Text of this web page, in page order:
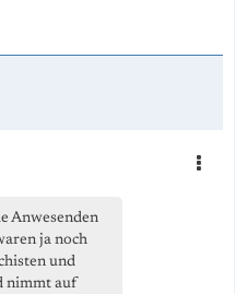
Anwesenden
ja noch
und
nimmt auf